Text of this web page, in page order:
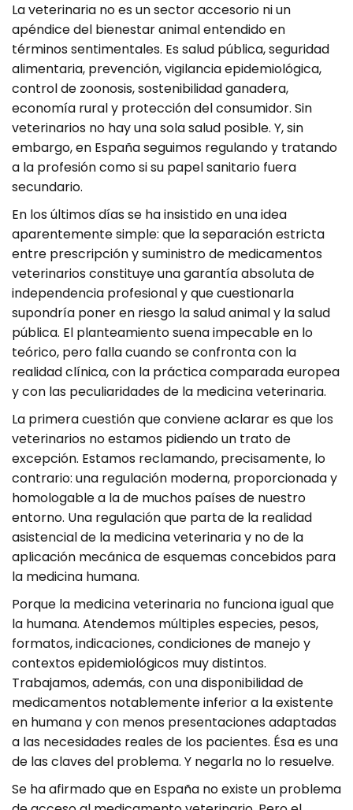
La veterinaria no es un sector accesorio ni un
apéndice del bienestar animal entendido en
términos sentimentales. Es salud pública, seguridad
alimentaria, prevención, vigilancia epidemiológica,
control de zoonosis, sostenibilidad ganadera,
economía rural y protección del consumidor. Sin
veterinarios no hay una sola salud posible. Y, sin
embargo, en España seguimos regulando y tratando
a la profesión como si su papel sanitario fuera
secundario.
En los últimos días se ha insistido en una idea
aparentemente simple: que la separación estricta
entre prescripción y suministro de medicamentos
veterinarios constituye una garantía absoluta de
independencia profesional y que cuestionarla
supondría poner en riesgo la salud animal y la salud
pública. El planteamiento suena impecable en lo
teórico, pero falla cuando se confronta con la
realidad clínica, con la práctica comparada europea
y con las peculiaridades de la medicina veterinaria.
La primera cuestión que conviene aclarar es que los
veterinarios no estamos pidiendo un trato de
excepción. Estamos reclamando, precisamente, lo
contrario: una regulación moderna, proporcionada y
homologable a la de muchos países de nuestro
entorno. Una regulación que parta de la realidad
asistencial de la medicina veterinaria y no de la
aplicación mecánica de esquemas concebidos para
la medicina humana.
Porque la medicina veterinaria no funciona igual que
la humana. Atendemos múltiples especies, pesos,
formatos, indicaciones, condiciones de manejo y
contextos epidemiológicos muy distintos.
Trabajamos, además, con una disponibilidad de
medicamentos notablemente inferior a la existente
en humana y con menos presentaciones adaptadas
a las necesidades reales de los pacientes. Ésa es una
de las claves del problema. Y negarla no lo resuelve.
Se ha afirmado que en España no existe un problema